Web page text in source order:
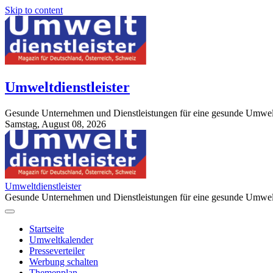
Skip to content
Umweltdienstleister
Gesunde Unternehmen und Dienstleistungen für eine gesunde
Samstag, August 08, 2026
StuttgartApotheke.com
Umweltdienstleister
Gesunde Unternehmen und Dienstleistungen für eine gesunde
Startseite
Umweltkalender
Presseverteiler
Werbung schalten